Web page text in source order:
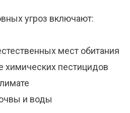
угроз включают:
мест обитания
химических пестицидов
и воды